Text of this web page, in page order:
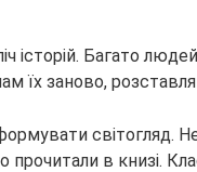
історій. Багато
їх заново,
світогляд.
в книзі.